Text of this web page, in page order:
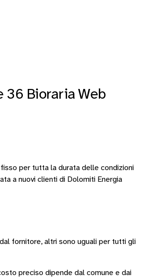
36 Bioraria Web
per tutta la durata delle condizioni
a nuovi clienti di Dolomiti Energia
fornitore, altri sono uguali per tutti gli
preciso dipende dal comune e dai